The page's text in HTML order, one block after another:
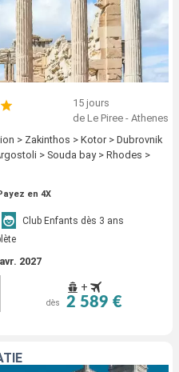
15 jours
de Le Piree - Athenes
> Zakinthos > Kotor > Dubrovnik
> Souda bay > Rhodes >
en 4X
Club Enfants dès 3 ans
2027
+
dès 2 589 €